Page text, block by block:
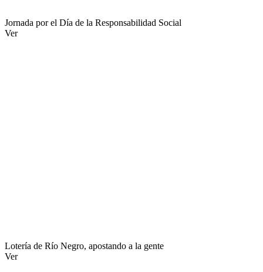
Jornada por el Día de la Responsabilidad Social
Ver
Lotería de Río Negro, apostando a la gente
Ver